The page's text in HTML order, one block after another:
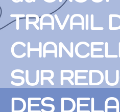
TRAVAIL
SUR
DES